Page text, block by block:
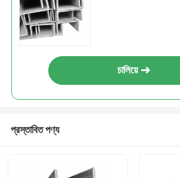
চালিয়ে
প্রস্তাবিত পণ্য